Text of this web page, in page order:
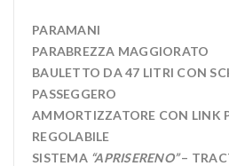
PARAMANI
PARABREZZA MAGGIORATO
BAULETTO DA 47 LITRI CON
PASSEGGERO
AMMORTIZZATORE CON LINK
REGOLABILE
SISTEMA “APRISERENO”–